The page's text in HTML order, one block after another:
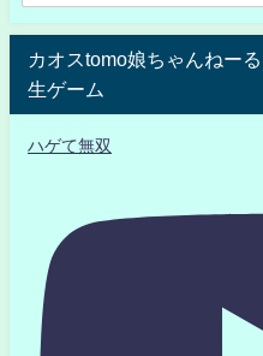
カオスtomo娘ちゃんねー
生ゲーム
ハゲて無双